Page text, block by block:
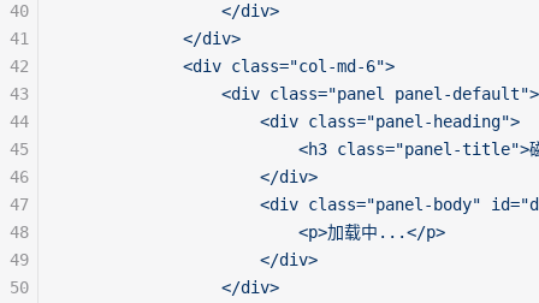
                </div>
            </div>
            <div class="col-md-6">
                <div class="panel panel-default">
                    <div class="panel-heading">
<h3 class="panel-title">
                    </div>
<div class="panel-body"
                        <p>加载中...</p>
                    </div>
                </div>
40
41
42
43
44
45
46
47
48
49
50